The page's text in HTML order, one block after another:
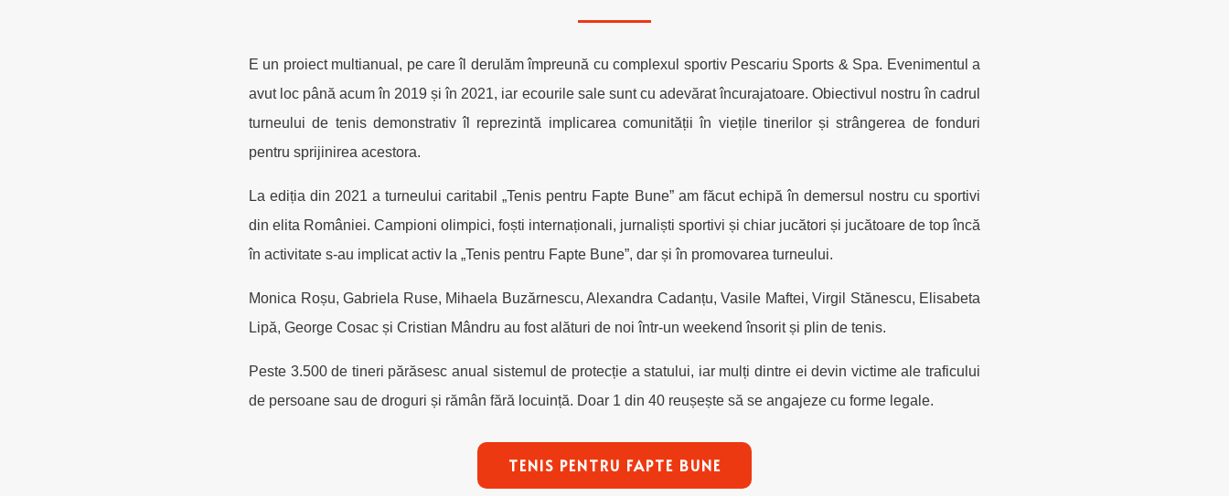
E un proiect multianual, pe care îl derulăm împreună cu complexul sportiv Pescariu Sports & Spa. Evenimentul a
avut loc până acum în 2019 și în 2021, iar ecourile sale sunt cu adevărat încurajatoare. Obiectivul nostru în cadrul
turneului de tenis demonstrativ îl reprezintă implicarea comunității în viețile tinerilor și strângerea de fonduri
pentru sprijinirea acestora.
La ediția din 2021 a turneului caritabil „Tenis pentru Fapte Bune” am făcut echipă în demersul nostru cu sportivi
din elita României. Campioni olimpici, foști internaționali, jurnaliști sportivi și chiar jucători și jucătoare de top încă
în activitate s-au implicat activ la „Tenis pentru Fapte Bune”, dar și în promovarea turneului.
Monica Roșu, Gabriela Ruse, Mihaela Buzărnescu, Alexandra Cadanțu, Vasile Maftei, Virgil Stănescu, Elisabeta
Lipă, George Cosac și Cristian Mândru au fost alături de noi într-un weekend însorit și plin de tenis.
Peste 3.500 de tineri părăsesc anual sistemul de protecție a statului, iar mulți dintre ei devin victime ale traficului
de persoane sau de droguri și rămân fără locuință. Doar 1 din 40 reușește să se angajeze cu forme legale.
TENIS PENTRU FAPTE BUNE